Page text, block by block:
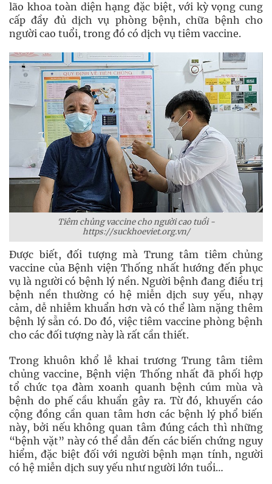
lão khoa toàn diện hạng đặc biệt, với kỳ vọng cung
cấp đầy đủ dịch vụ phòng bệnh, chữa bệnh cho
người cao tuổi, trong đó có dịch vụ tiêm vaccine.
Tiêm chủng vaccine cho người cao tuổi -
https://suckhoeviet.org.vn/
Được biết, đối tượng mà Trung tâm tiêm chủng
vaccine của Bệnh viện Thống nhất hướng đến phục
vụ là người có bệnh lý nền. Người bệnh đang điều trị
bệnh nền thường có hệ miễn dịch suy yếu, nhạy
cảm, dễ nhiễm khuẩn hơn và có thể làm nặng thêm
bệnh lý sẵn có. Do đó, việc tiêm vaccine phòng bệnh
cho các đối tượng này là rất cần thiết.
Trong khuôn khổ lễ khai trương Trung tâm tiêm
chủng vaccine, Bệnh viện Thống nhất đã phối hợp
tổ chức tọa đàm xoanh quanh bệnh cúm mùa và
bệnh do phế cầu khuẩn gây ra. Từ đó, khuyến cáo
cộng đồng cần quan tâm hơn các bệnh lý phổ biến
này, bởi nếu không quan tâm đúng cách thì những
“bệnh vặt” này có thể dẫn đến các biến chứng nguy
hiểm, đặc biệt đối với người bệnh mạn tính, người
có hệ miễn dịch suy yếu như người lớn tuổi…